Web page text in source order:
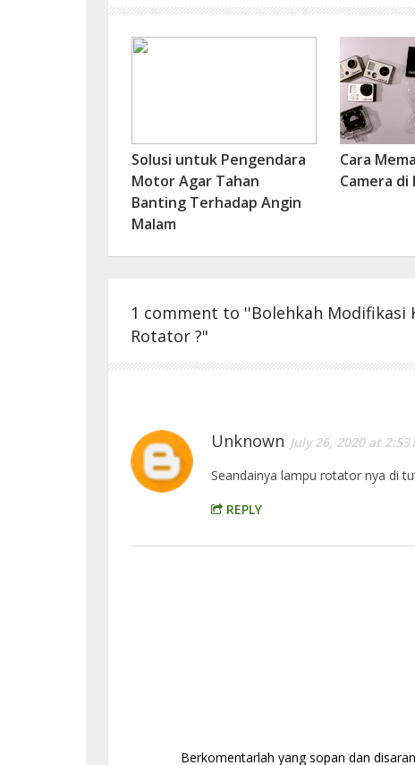
Solusi untuk Pengendara
Motor Agar Tahan
Banting Terhadap Angin
Malam
Cara
Camera di
1 comment to ''Bolehkah Modifikasi
Rotator ?"
Unknown July 26, 2020 at 2:53
Seandainya lampu rotator nya di
REPLY
Berkomentarlah yang sopan dan